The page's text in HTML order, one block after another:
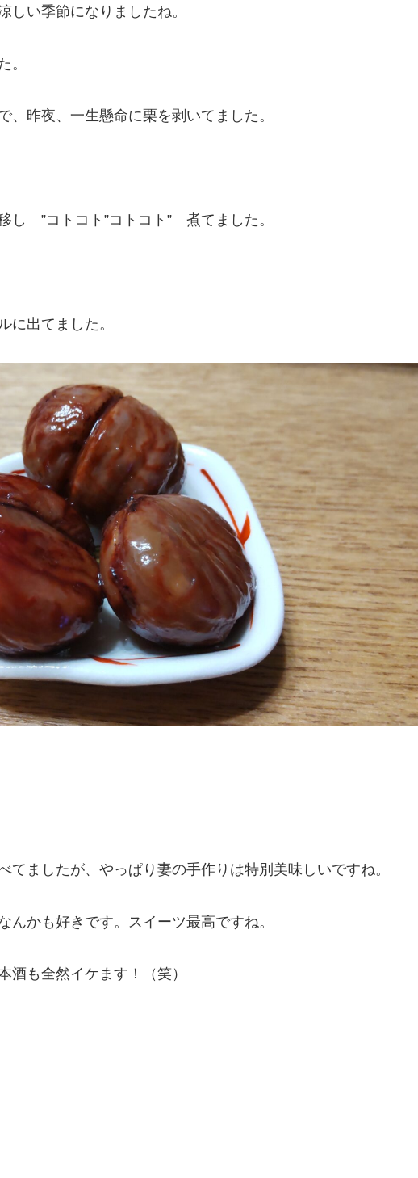
しい季節になりましたね。
。
、昨夜、一生懸命に栗を剥いてました。
し ”コトコト”コトコト” 煮てました。
に出てました。
てましたが、やっぱり妻の手作りは特別美味しいですね。
んかも好きです。スイーツ最高ですね。
酒も全然イケます！（笑）